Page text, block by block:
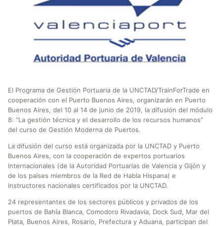
El Programa de Gestión Portuaria de la UNCTAD/TrainForTrade en
cooperación con el Puerto Buenos Aires, organizarán en Puerto
Buenos Aires, del 10 al 14 de junio de 2019, la difusión del módulo
8: “La gestión técnica y el desarrollo de los recursos humanos”
del curso de Gestión Moderna de Puertos.
La difusión del curso está organizada por la UNCTAD y Puerto
Buenos Aires, con la cooperación de expertos portuarios
internacionales (de la Autoridad Portuarias de Valencia y Gijón y
de los países miembros de la Red de Habla Hispana) e
instructores nacionales certificados por la UNCTAD.
24 representantes de los sectores públicos y privados de los
puertos de Bahía Blanca, Comodoro Rivadavia, Dock Sud, Mar del
Plata, Buenos Aires, Rosario, Prefectura y Aduana, participan del